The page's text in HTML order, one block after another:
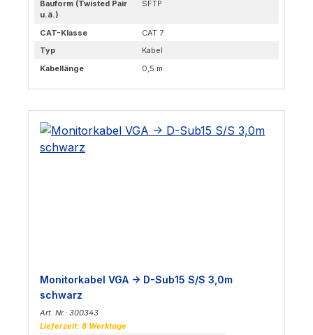
Bauform (Twisted Pair
u.ä.)
SFTP
CAT-Klasse
CAT 7
Typ
Kabel
Kabellänge
0,5 m
Monitorkabel VGA -> D-Sub15 S/S 3,0m
schwarz
Art. Nr.: 300343
Lieferzeit: 8 Werktage